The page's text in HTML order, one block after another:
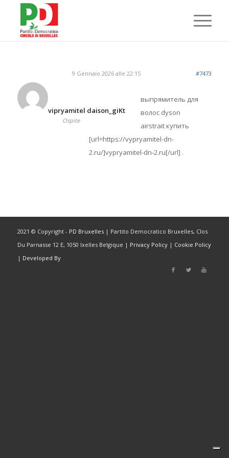
9 Gennaio 2026 alle 22:15 #7473
vipryamitel daison_giKt
Ospite
выпрямитель для
волос dyson
airstrait купить
[url=https://vypryamitel-dn-
2.ru/]vypryamitel-dn-2.ru[/url] .
2021 © Copyright - PD Bruxelles| Partito Democratico Bruxelles, Clos
Du Parnasse 12 E, 1050 Ixelles Belgique | Privacy Policy| Cookie Policy
| Developed By